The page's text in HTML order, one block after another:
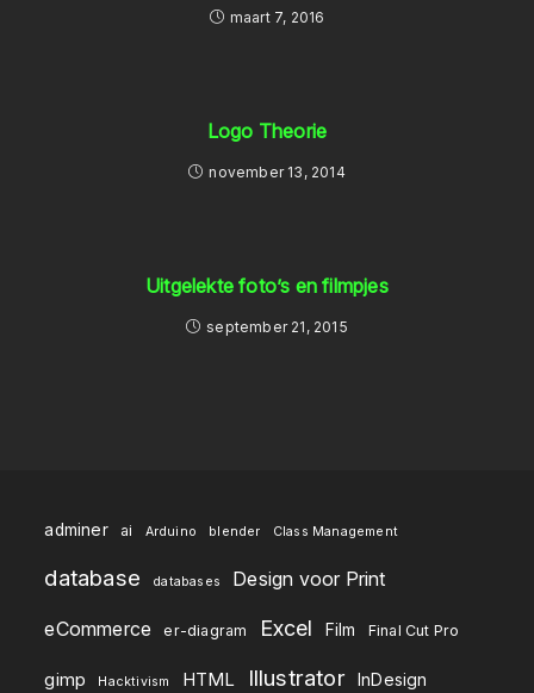
maart 7, 2016
Logo Theorie
november 13, 2014
Uitgelekte foto’s en filmpjes
september 21, 2015
adminer ai Arduino blender Class Management
database databases Design voor Print
eCommerce er-diagram Excel Film Final Cut Pro
gimp Hacktivism HTML Illustrator InDesign